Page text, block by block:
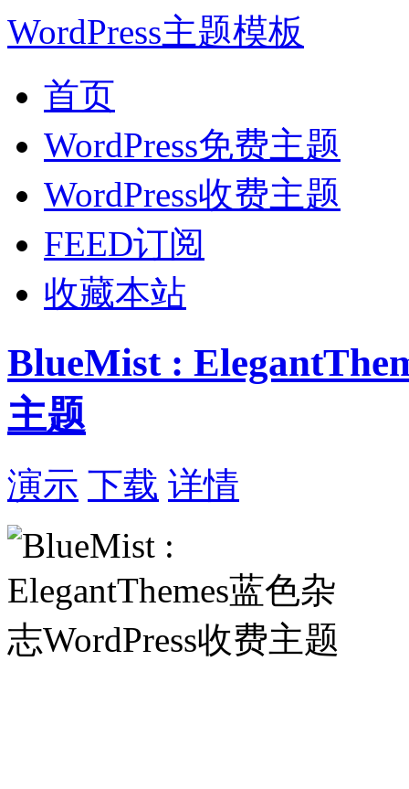
WordPress主题模板
首页
WordPress免费主题
WordPress收费主题
FEED订阅
收藏本站
BlueMist :
主题
演示 下载 详情